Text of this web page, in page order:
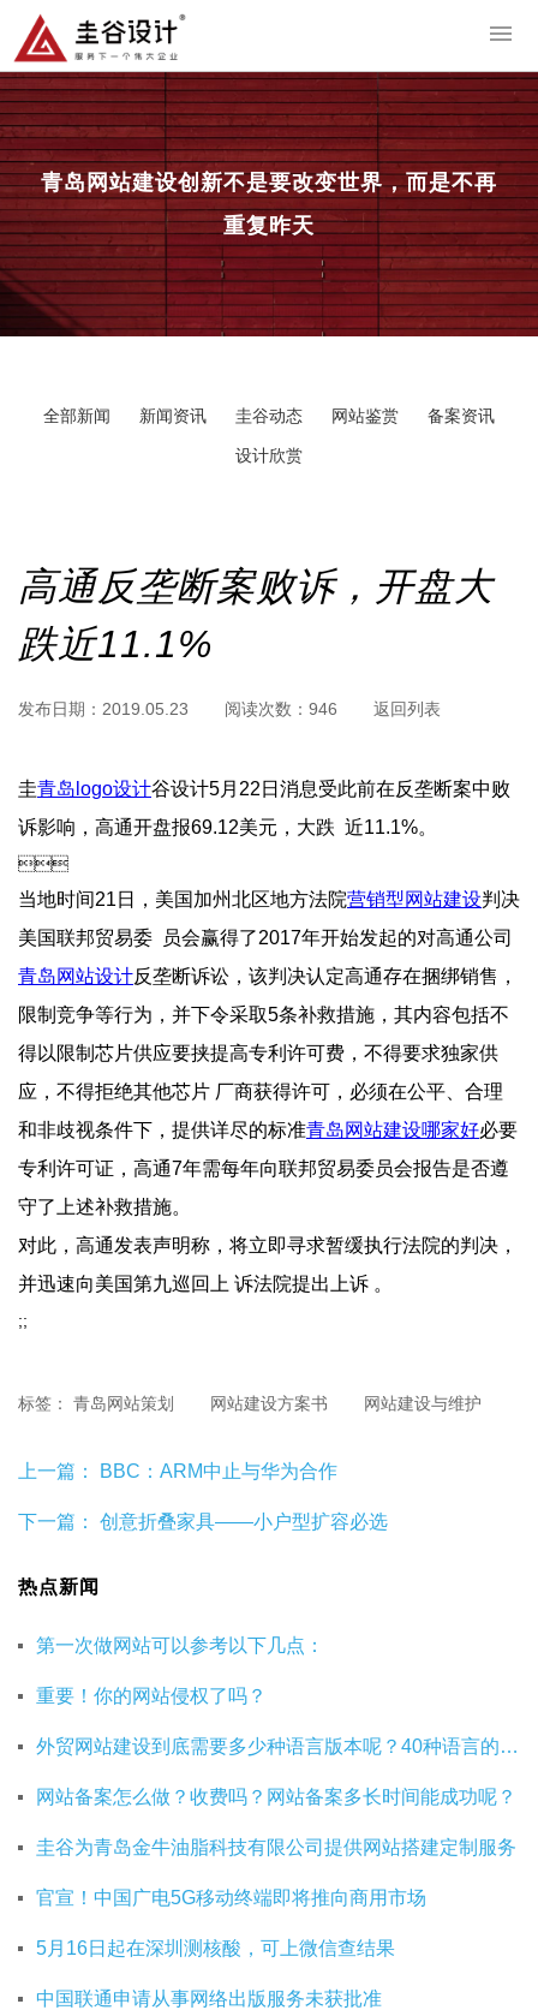
青岛网站建设创新不是要改变世界，而是不再
重复昨天
全部新闻 新闻资讯 圭谷动态 网站鉴赏 备案资讯
设计欣赏
高通反垄断案败诉，开盘大
跌近11.1%
发布日期： 2019.05.23 阅读次数： 946 返回列表
圭青岛logo设计谷设计5月22日消息受此前在反垄断案中败
诉影响，高通开盘报69.12美元，大跌  近11.1%。

当地时间21日，美国加州北区地方法院营销型网站建设判决
美国联邦贸易委  员会赢得了2017年开始发起的对高通公司
青岛网站设计反垄断诉讼，该判决认定高通存在捆绑销售，
限制竞争等行为，并下令采取5条补救措施，其内容包括不
得以限制芯片供应要挟提高专利许可费，不得要求独家供
应，不得拒绝 其他芯片 厂商获得许可，必须在公平、合 理
和非歧视条件下，提供详尽的标准青岛网站建设哪家好必要
专利许可证，高通7年需每年向联邦贸易委员会报告是否遵
守了上述补救措施。
对此，高通发表声明称，将立即寻求暂缓执行法院的判决，
并迅速向美国第九巡回上 诉法院提出上诉 。
;;
标签： 青岛网站策划 网站建设方案书 网站建设与维护
上一篇： BBC：ARM中止与华为合作
下一篇： 创意折叠家具——小户型扩容必选
热点新闻
第一次做网站可以参考以下几点：
重要！你的网站侵权了吗？
外贸网站建设到底需要多少种语言版本呢？40种语言的网站建设有必要吗？
网站备案怎么做？收费吗？网站备案多长时间能成功呢？
圭谷为青岛金牛油脂科技有限公司提供网站搭建定制服务
官宣！中国广电5G移动终端即将推向商用市场
5月16日起在深圳测核酸，可上微信查结果
中国联通申请从事网络出版服务未获批准